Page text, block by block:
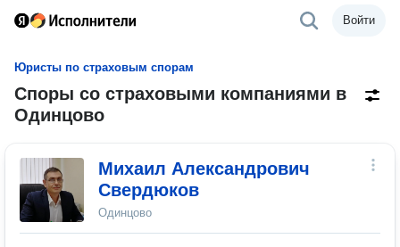
Войти
Юристы по страховым спорам
Споры со страховыми компаниями в
Одинцово
Михаил Александрович
Свердюков
Одинцово